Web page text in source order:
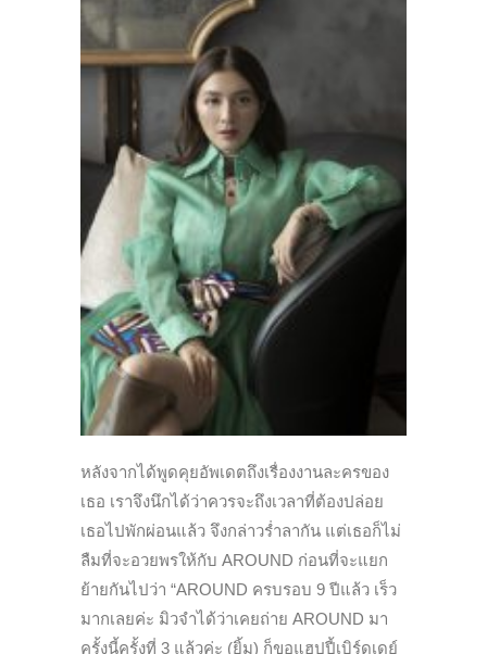
หลังจากได้พูดคุยอัพเดตถึงเรื่องงานละครของ
เธอ เราจึงนึกได้ว่าควรจะถึงเวลาที่ต้องปล่อย
เธอไปพักผ่อนแล้ว จึงกล่าวร่ำลากัน แต่เธอก็ไม่
ลืมที่จะอวยพรให้กับ AROUND ก่อนที่จะแยก
ย้ายกันไปว่า “AROUND ครบรอบ 9 ปีแล้ว เร็ว
มากเลยค่ะ มิวจำได้ว่าเคยถ่าย AROUND มา
ครั้งนี้ครั้งที่ 3 แล้วค่ะ (ยิ้ม) ก็ขอแฮปปี้เบิร์ดเดย์